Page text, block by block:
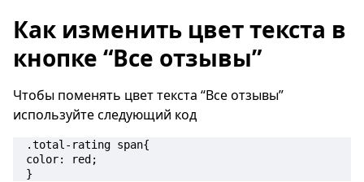
Как изменить цвет текста в
кнопке “Все отзывы”
Чтобы поменять цвет текста “Все отзывы”
используйте следующий код
.total-rating span{
color: red;
}